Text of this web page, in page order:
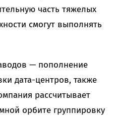
часть тяжелых
смогут выполнять
— пополнение
дата-центров, также
рассчитывает
орбите группировку